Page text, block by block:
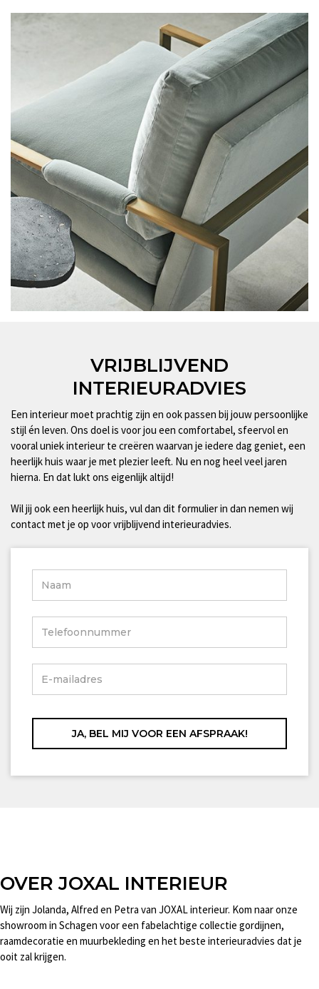
VRIJBLIJVEND
INTERIEURADVIES
Een interieur moet prachtig zijn en ook passen bij jouw persoonlijke
stijl én leven. Ons doel is voor jou een comfortabel, sfeervol en
vooral uniek interieur te creëren waarvan je iedere dag geniet, een
heerlijk huis waar je met plezier leeft. Nu en nog heel veel jaren
hierna. En dat lukt ons eigenlijk altijd!
Wil jij ook een heerlijk huis, vul dan dit formulier in dan nemen wij
contact met je op voor vrijblijvend interieuradvies.
OVER JOXAL INTERIEUR
Wij zijn Jolanda, Alfred en Petra van JOXAL interieur. Kom naar onze
showroom in Schagen voor een fabelachtige collectie gordijnen,
raamdecoratie en muurbekleding en het beste interieuradvies dat je
ooit zal krijgen.